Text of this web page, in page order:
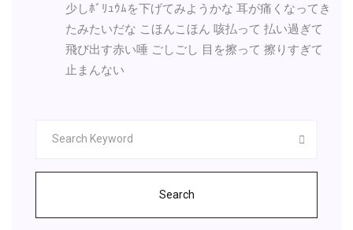
少しﾎﾞﾘｭｳﾑを下げてみようかな 耳が痛くなってき
たみたいだな こほんこほん 咳払って 払い過ぎて
飛び出す赤い唾 ごしごし 目を擦って 擦りすぎて
止まんない
Search